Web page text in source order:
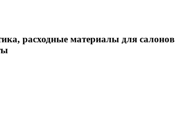
расходные материалы для салонов